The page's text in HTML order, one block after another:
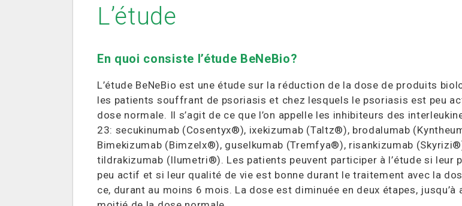
L’étude
En quoi consiste l’étude BeNeBio?
L’étude BeNeBio est une étude sur la réduction de la dose de produits
les patients souffrant de psoriasis et chez lesquels le psoriasis est peu
dose normale. Il s’agit de ce que l’on appelle les inhibiteurs des
23: secukinumab (Cosentyx®), ixekizumab (Taltz®), brodalumab
Bimekizumab (Bimzelx®), guselkumab (Tremfya®), risankizumab
tildrakizumab (Ilumetri®). Les patients peuvent participer à l’étude si leur
peu actif et si leur qualité de vie est bonne durant le traitement avec la
ce, durant au moins 6 mois. La dose est diminuée en deux étapes, jusqu’à